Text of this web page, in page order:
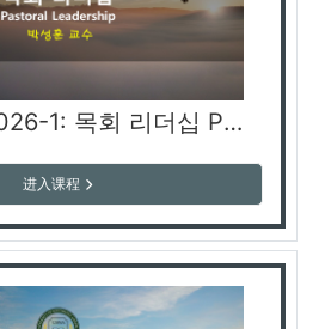
ACPK Dr. 2026-1: 목회 리더십 Pastoral Leadership (박성훈 교수)
进入课程